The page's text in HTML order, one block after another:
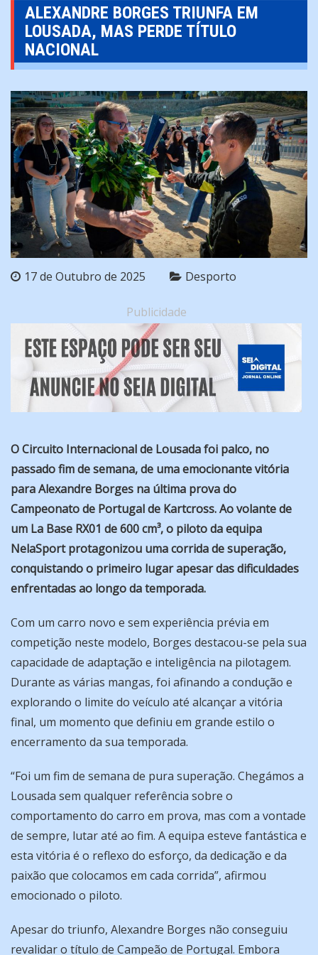
ALEXANDRE BORGES TRIUNFA EM
LOUSADA, MAS PERDE TÍTULO
NACIONAL
17 de Outubro de 2025 Desporto
Publicidade
O Circuito Internacional de Lousada foi palco, no
passado fim de semana, de uma emocionante vitória
para Alexandre Borges na última prova do
Campeonato de Portugal de Kartcross. Ao volante de
um La Base RX01 de 600 cm³, o piloto da equipa
NelaSport protagonizou uma corrida de superação,
conquistando o primeiro lugar apesar das dificuldades
enfrentadas ao longo da temporada.
Com um carro novo e sem experiência prévia em
competição neste modelo, Borges destacou-se pela sua
capacidade de adaptação e inteligência na pilotagem.
Durante as várias mangas, foi afinando a condução e
explorando o limite do veículo até alcançar a vitória
final, um momento que definiu em grande estilo o
encerramento da sua temporada.
“Foi um fim de semana de pura superação. Chegámos a
Lousada sem qualquer referência sobre o
comportamento do carro em prova, mas com a vontade
de sempre, lutar até ao fim. A equipa esteve fantástica e
esta vitória é o reflexo do esforço, da dedicação e da
paixão que colocamos em cada corrida”, afirmou
emocionado o piloto.
Apesar do triunfo, Alexandre Borges não conseguiu
revalidar o título de Campeão de Portugal. Embora